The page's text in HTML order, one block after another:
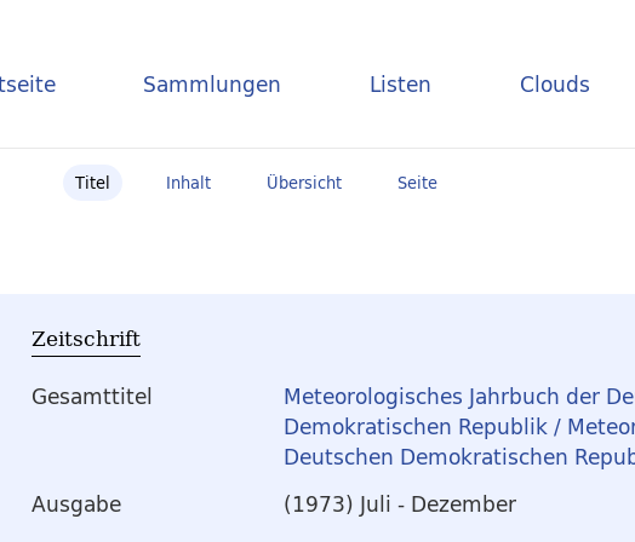
Sammlungen Listen Clouds
Titel Inhalt Übersicht Seite
Zeitschrift
Gesamttitel
Meteorologisches Jahrbuch der
Demokratischen Republik /
Deutschen Demokratischen
Ausgabe
(1973) Juli - Dezember